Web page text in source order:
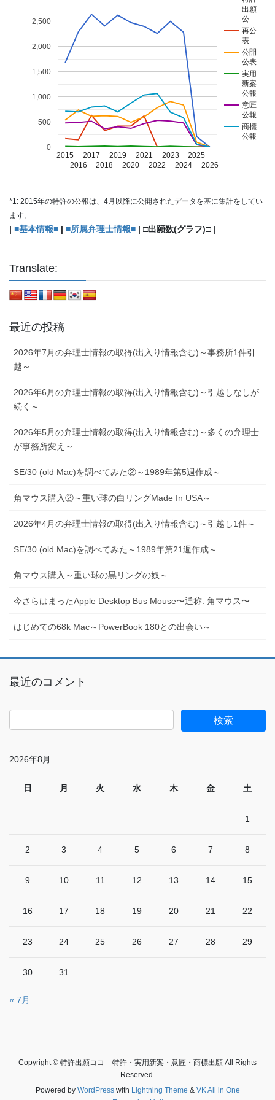
出願
公…
再公
表
公開
公表
実用
新案
公報
意匠
公報
商標
公報
2015
2016
2017
2018
2019
2020
2021
2022
2023
2024
2025
2026
0
500
1,000
1,500
2,000
2,500
*1: 2015年の特許の公報は、4月以降に公開されたデータを基に集計をしてい
ます。
| ■基本情報■ | ■所属弁理士情報■ | □出願数(グラフ)□ |
Translate:
最近の投稿
2026年7月の弁理士情報の取得(出入り情報含む)～事務所1件引
越～
2026年6月の弁理士情報の取得(出入り情報含む)～引越しなしが
続く～
2026年5月の弁理士情報の取得(出入り情報含む)～多くの弁理士
が事務所変え～
SE/30 (old Mac)を調べてみた②～1989年第5週作成～
角マウス購入②～重い球の白リングMade In USA～
2026年4月の弁理士情報の取得(出入り情報含む)～引越し1件～
SE/30 (old Mac)を調べてみた～1989年第21週作成～
角マウス購入～重い球の黒リングの奴～
今さらはまったApple Desktop Bus Mouse〜通称: 角マウス〜
はじめての68k Mac～PowerBook 180との出会い～
最近のコメント
2026年8月
日 月 火 水 木 金 土
1
2 3 4 5 6 7 8
9 10 11 12 13 14 15
16 17 18 19 20 21 22
23 24 25 26 27 28 29
30 31
« 7月
Copyright © 特許出願ココ – 特許・実用新案・意匠・商標出願 All Rights
Reserved.
Powered by WordPresswith Lightning Theme & VK All in One